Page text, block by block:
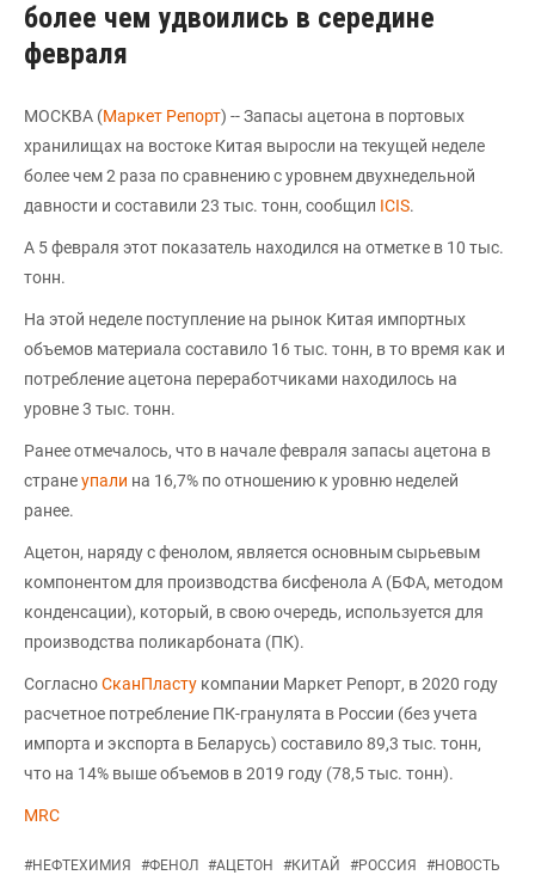
более чем удвоились в середине
февраля
МОСКВА (Маркет Репорт) -- Запасы ацетона в портовых
хранилищах на востоке Китая выросли на текущей неделе
более чем 2 раза по сравнению с уровнем двухнедельной
давности и составили 23 тыс. тонн, сообщил ICIS.
А 5 февраля этот показатель находился на отметке в 10 тыс.
тонн.
На этой неделе поступление на рынок Китая импортных
объемов материала составило 16 тыс. тонн, в то время как и
потребление ацетона переработчиками находилось на
уровне 3 тыс. тонн.
Ранее отмечалось, что в начале февраля запасы ацетона в
странеупали на 16,7% по отношению к уровню неделей
ранее.
Ацетон, наряду с фенолом, является основным сырьевым
компонентом для производства бисфенола А (БФА, методом
конденсации), который, в свою очередь, используется для
производства поликарбоната (ПК).
СогласноСканПласту компании Маркет Репорт, в 2020 году
расчетное потребление ПК-гранулята в России (без учета
импорта и экспорта в Беларусь) составило 89,3 тыс. тонн,
что на 14% выше объемов в 2019 году (78,5 тыс. тонн).
MRC
#НЕФТЕХИМИЯ #ФЕНОЛ #АЦЕТОН #КИТАЙ #РОССИЯ #НОВОСТЬ